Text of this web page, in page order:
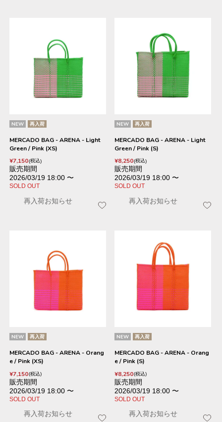
NEW 再入荷
MERCADO BAG - ARENA - Light
Green / Pink (XS)
¥7,150 税込
販売期間
2026/03/19 18:00 〜
SOLD OUT
再入荷お知らせ
NEW 再入荷
MERCADO BAG - ARENA - Light
Green / Pink (S)
¥8,250 税込
販売期間
2026/03/19 18:00 〜
SOLD OUT
再入荷お知らせ
NEW 再入荷
MERCADO BAG - ARENA - Orang
e / Pink (XS)
¥7,150 税込
販売期間
2026/03/19 18:00 〜
SOLD OUT
再入荷お知らせ
NEW 再入荷
MERCADO BAG - ARENA - Orang
e / Pink (S)
¥8,250 税込
販売期間
2026/03/19 18:00 〜
SOLD OUT
再入荷お知らせ